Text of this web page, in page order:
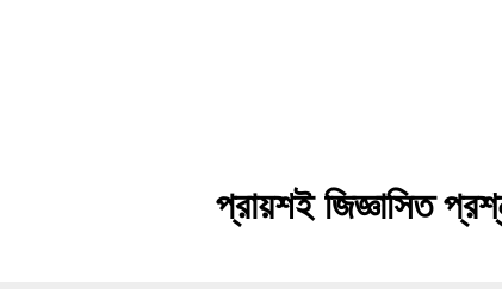
প্রায়শই জিজ্ঞাসিত